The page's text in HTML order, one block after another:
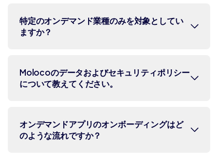
眠ユーザーの再活性化、リピート注文
の促進、新機能のプロモーションを目
GoogleおよびAppleのアプリストア要
件に準拠した厳格な品質基準を維持し
質を継続的に向上させており、これら
の取り組みはTAGおよびIABゴールド認
一部のUAプラットフォームは、アルゴ
リズムで計測しやすい「インストー
方、Molocoは「初回注文完了」「初回
乗車」「サブスクリプション有効化」
トを最適化できます。当社のAIはユー
ザーの全ジャーニーを分析し、お客様
特定のオンデマンド業種のみを対象としてい
ますか？
当社は、フードデリバリー、配車サー
ビス、食料品・クイックコマース、
ど、オンデマンドエコシステム全体を
幅広くサポートしています。当社のプ
Molocoのデータおよびセキュリティポリシー
について教えてください。
当社はデータとセキュリティを重視し
ています。詳細については、
オンデマンドアプリのオンボーディングはど
のような流れですか？